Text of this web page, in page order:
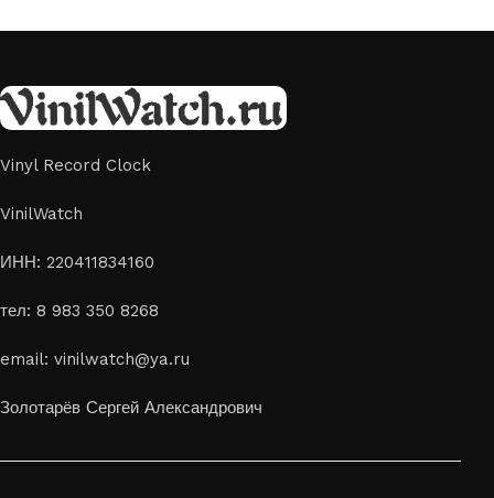
Vinyl Record Clock
VinilWatch
ИНН: 220411834160
тел: 8 983 350 8268
email: vinilwatch@ya.ru
Золотарёв Сергей Александрович